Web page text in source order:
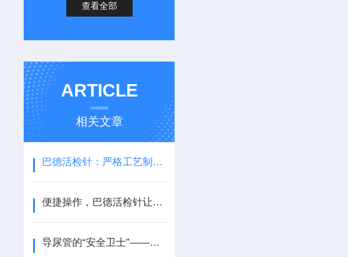
查看全部
ARTICLE
相关文章
巴德活检针：严格工艺制造，保障使用安全性
便捷操作，巴德活检针让活检过程更简单
导尿管的“安全卫士”——巴德导尿管技术深度解读